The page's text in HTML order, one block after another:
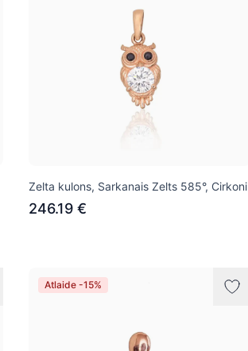
Zelta kulons, Sarkanais Zelts 585°, Cirkoni
246.19 €
Atlaide -15%